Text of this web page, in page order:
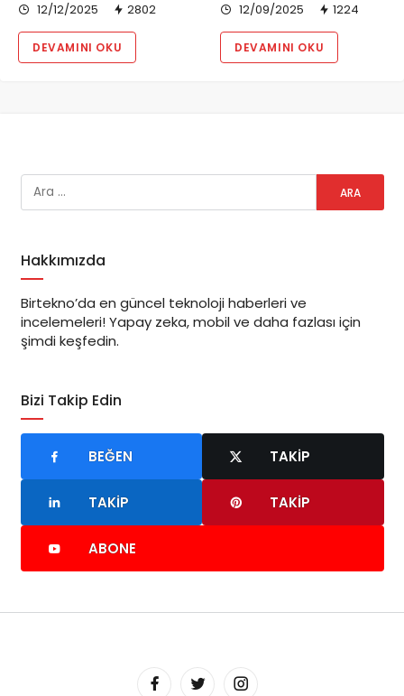
12/12/2025 2802
DEVAMINI OKU
12/09/2025 1224
DEVAMINI OKU
Hakkımızda
Birtekno’da en güncel teknoloji haberleri ve
incelemeleri! Yapay zeka, mobil ve daha fazlası için
şimdi keşfedin.
Bizi Takip Edin
BEĞEN TAKIP
TAKIP TAKIP
ABONE